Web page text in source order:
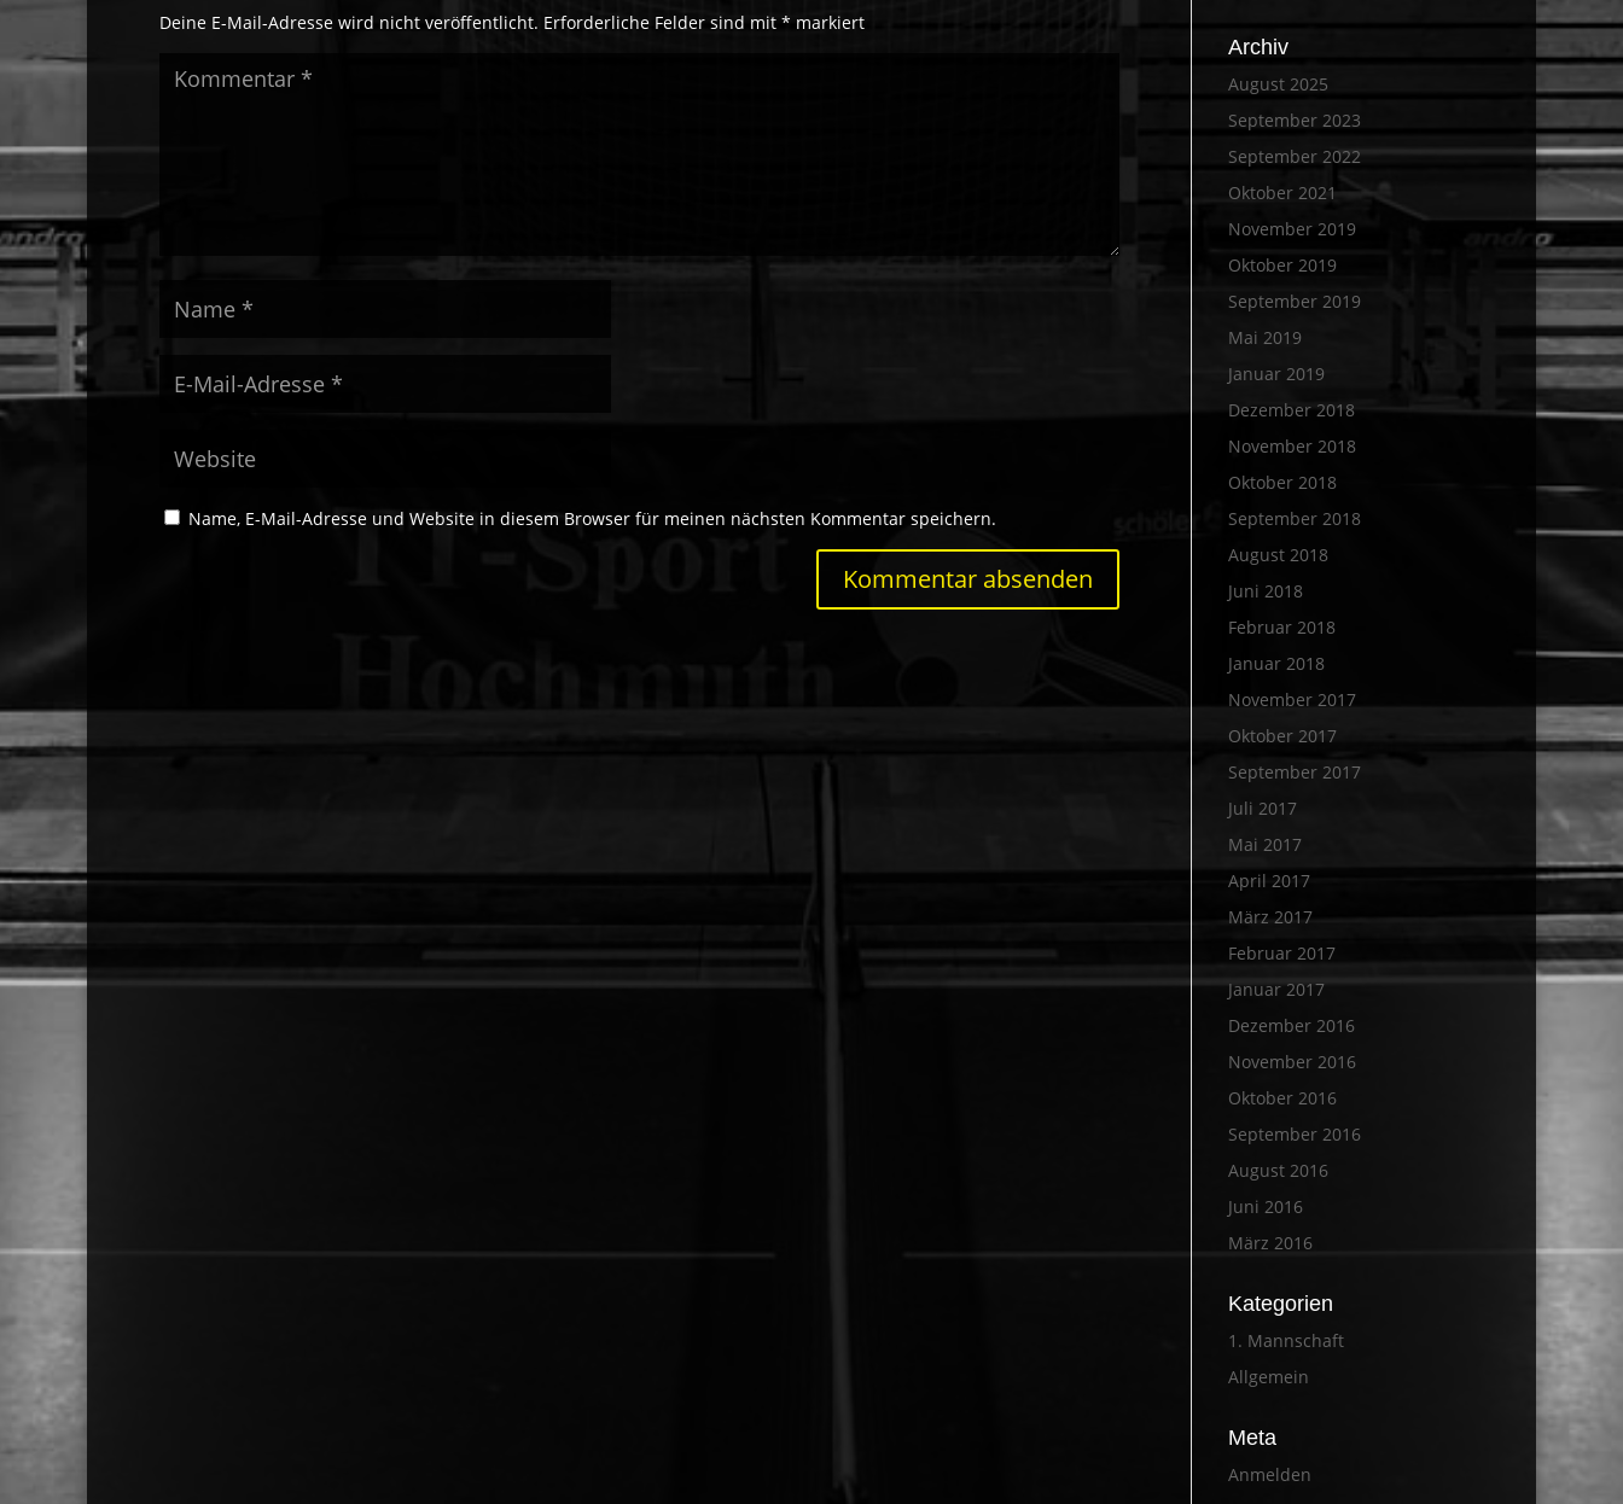
Deine E-Mail-Adresse wird nicht veröffentlicht. Erforderliche Felder sind mit * markiert
Name, E-Mail-Adresse und Website in diesem Browser für meinen nächsten Kommentar speichern.
Archiv
August 2025
September 2023
September 2022
Oktober 2021
November 2019
Oktober 2019
September 2019
Mai 2019
Januar 2019
Dezember 2018
November 2018
Oktober 2018
September 2018
August 2018
Juni 2018
Februar 2018
Januar 2018
November 2017
Oktober 2017
September 2017
Juli 2017
Mai 2017
April 2017
März 2017
Februar 2017
Januar 2017
Dezember 2016
November 2016
Oktober 2016
September 2016
August 2016
Juni 2016
März 2016
Kategorien
1. Mannschaft
Allgemein
Meta
Anmelden